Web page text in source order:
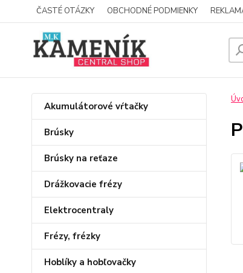
ČASTÉ OTÁZKY OBCHODNÉ PODMIENKY
Akumulátorové vŕtačky
Brúsky
Brúsky na reťaze
Drážkovacie frézy
Elektrocentraly
Frézy, frézky
Hoblíky a hobľovačky